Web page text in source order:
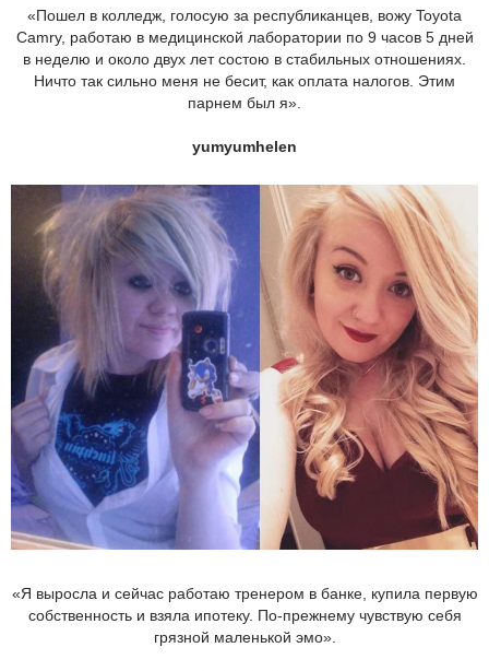
«Пошел в колледж, голосую за республиканцев, вожу Toyota
Camry, работаю в медицинской лаборатории по 9 часов 5 дней
в неделю и около двух лет состою в стабильных отношениях.
Ничто так сильно меня не бесит, как оплата налогов. Этим
парнем был я».
yumyumhelen
«Я выросла и сейчас работаю тренером в банке, купила первую
собственность и взяла ипотеку. По-прежнему чувствую себя
грязной маленькой эмо».